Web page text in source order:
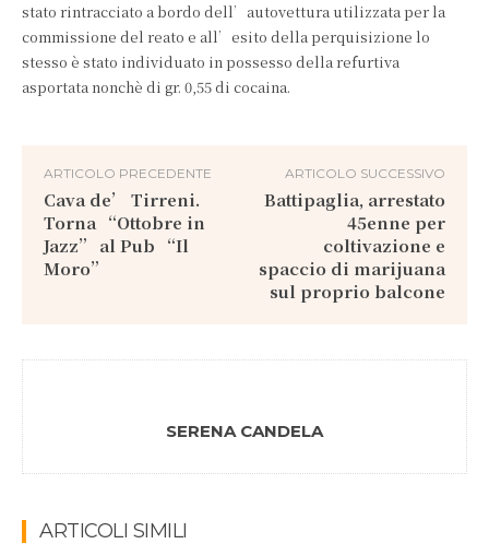
stato rintracciato a bordo dell’autovettura utilizzata per la
commissione del reato e all’esito della perquisizione lo
stesso è stato individuato in possesso della refurtiva
asportata nonchè di gr. 0,55 di cocaina.
ARTICOLO PRECEDENTE
Cava de’ Tirreni.
Torna “Ottobre in
Jazz” al Pub “Il
Moro”
ARTICOLO SUCCESSIVO
Battipaglia, arrestato
45enne per
coltivazione e
spaccio di marijuana
sul proprio balcone
SERENA CANDELA
ARTICOLI SIMILI